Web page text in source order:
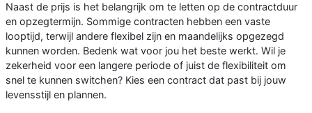
Naast de prijs is het belangrijk om te letten op de contractduur
en opzegtermijn. Sommige contracten hebben een vaste
looptijd, terwijl andere flexibel zijn en maandelijks opgezegd
kunnen worden. Bedenk wat voor jou het beste werkt. Wil je
zekerheid voor een langere periode of juist de flexibiliteit om
snel te kunnen switchen? Kies een contract dat past bij jouw
levensstijl en plannen.